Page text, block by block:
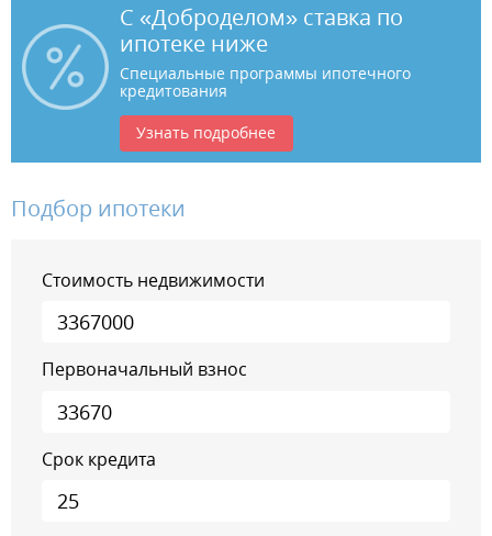
С «Доброделом» ставка по
ипотеке ниже
Специальные программы ипотечного
кредитования
Узнать подробнее
Подбор ипотеки
Стоимость недвижимости
Первоначальный взнос
Срок кредита